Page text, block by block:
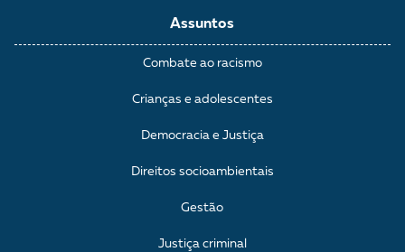
Assuntos
Combate ao racismo
Crianças e adolescentes
Democracia e Justiça
Direitos socioambientais
Gestão
Justiça criminal